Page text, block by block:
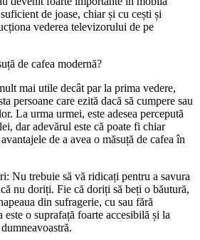
de joase, chiar și cu cești și
vederea televizorului de pe
de cafea modernă?
mai utile decât par la prima vedere,
persoane care ezită dacă să cumpere sau
La urma urmei, este adesea percepută
dar adevărul este că poate fi chiar
de a avea o măsuță de cafea în
Nu trebuie să vă ridicați pentru a savura
nu doriți. Fie că doriți să beți o băutură,
din sufragerie, cu sau fără
o suprafață foarte accesibilă și la